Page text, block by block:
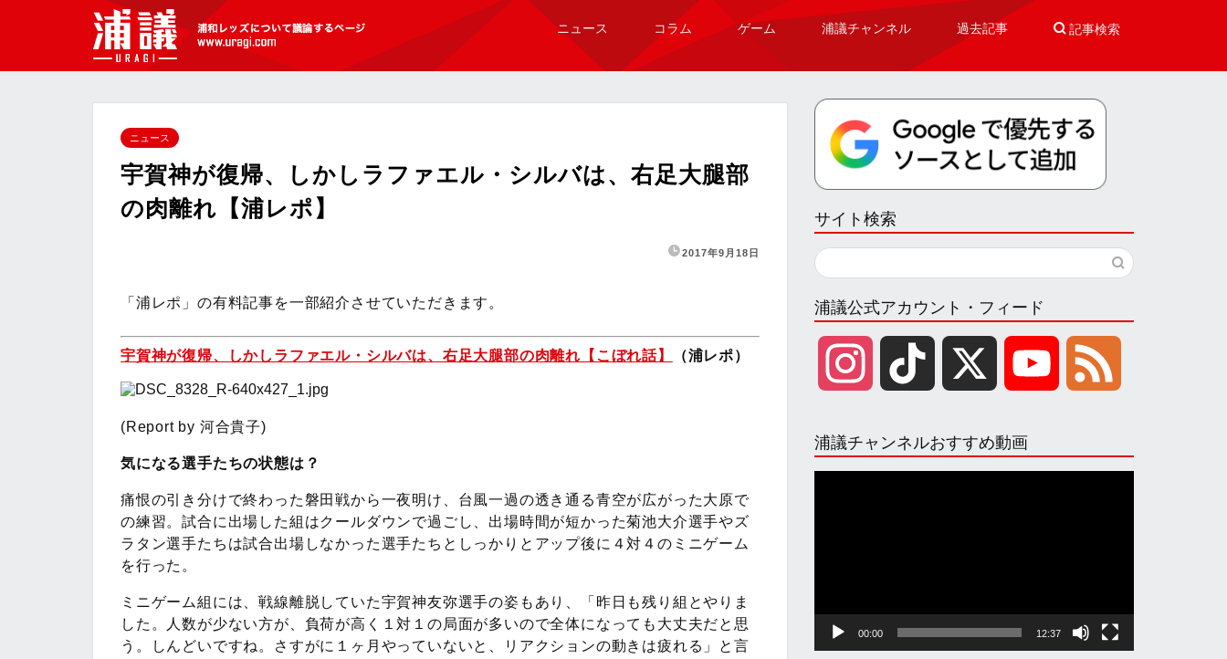
[浦議]浦和レッズについて議論するペ
ニュース コラム ゲーム 浦議チャンネル 過去記事  記事検索
ニュース
宇賀神が復帰、しかしラファエル・シルバは、右足大腿部
の肉離れ【浦レポ】
2017年9月18日
「浦レポ」の有料記事を一部紹介させていただきます。
宇賀神が復帰、しかしラファエル・シルバは、右足大腿部の肉離れ【こぼれ話】 （浦レポ）
(Report by 河合貴子)
気になる選手たちの状態は？
痛恨の引き分けで終わった磐田戦から一夜明け、台風一過の透き通る青空が広がった大原で
の練習。試合に出場した組はクールダウンで過ごし、出場時間が短かった菊池大介選手やズ
ラタン選手たちは試合出場しなかった選手たちとしっかりとアップ後に４対４のミニゲーム
を行った。
ミニゲーム組には、戦線離脱していた宇賀神友弥選手の姿もあり、「昨日も残り組とやりま
した。人数が少ない方が、負荷が高く１対１の局面が多いので全体になっても大丈夫だと思
う。しんどいですね。さすがに１ヶ月やっていないと、リアクションの動きは疲れる」と言
サイト検索
浦議公式アカウント・フィード
s
g
k
k
u
b
e
浦議チャンネルおすすめ動画
00:00 12:37